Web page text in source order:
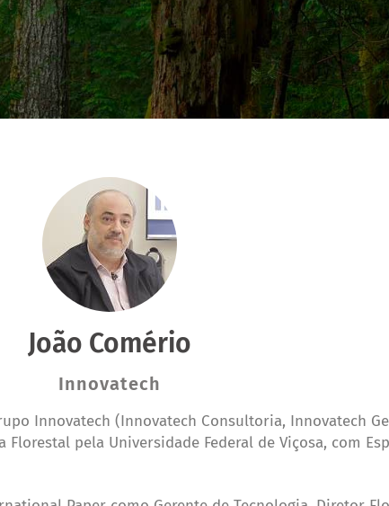
João Comério
Innovatech
Innovatech (Innovatech Consultoria, Innovatech
pela Universidade Federal de Viçosa, com